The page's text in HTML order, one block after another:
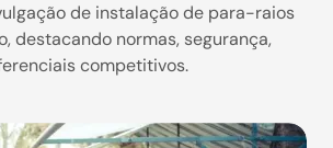
de instalação de para-raios
destacando normas, segurança,
competitivos.